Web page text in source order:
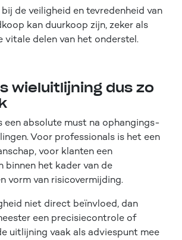
de veiligheid en tevredenheid van
kan duurkoop zijn, zeker als
vitale delen van het onderstel.
wieluitlijning dus zo
een absolute must na ophangings-
Voor professionals is het een
voor klanten een
binnen het kader van de
vorm van risicovermijding.
niet direct beïnvloed, dan
een precisiecontrole of
uitlijning vaak als adviespunt mee